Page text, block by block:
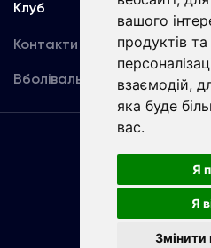
вашого
продуктів та
взаємодій,
яка буде
вас.
Я
Я
Змінити
Клуб
Контакти
Вболівальникам
Угода
Copyright © ФК